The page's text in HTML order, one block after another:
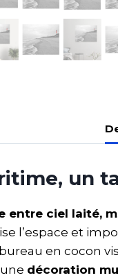
un
entre ciel laité,
l’espace et
en cocon
décoration